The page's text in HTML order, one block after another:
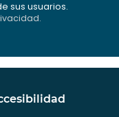
sus usuarios.